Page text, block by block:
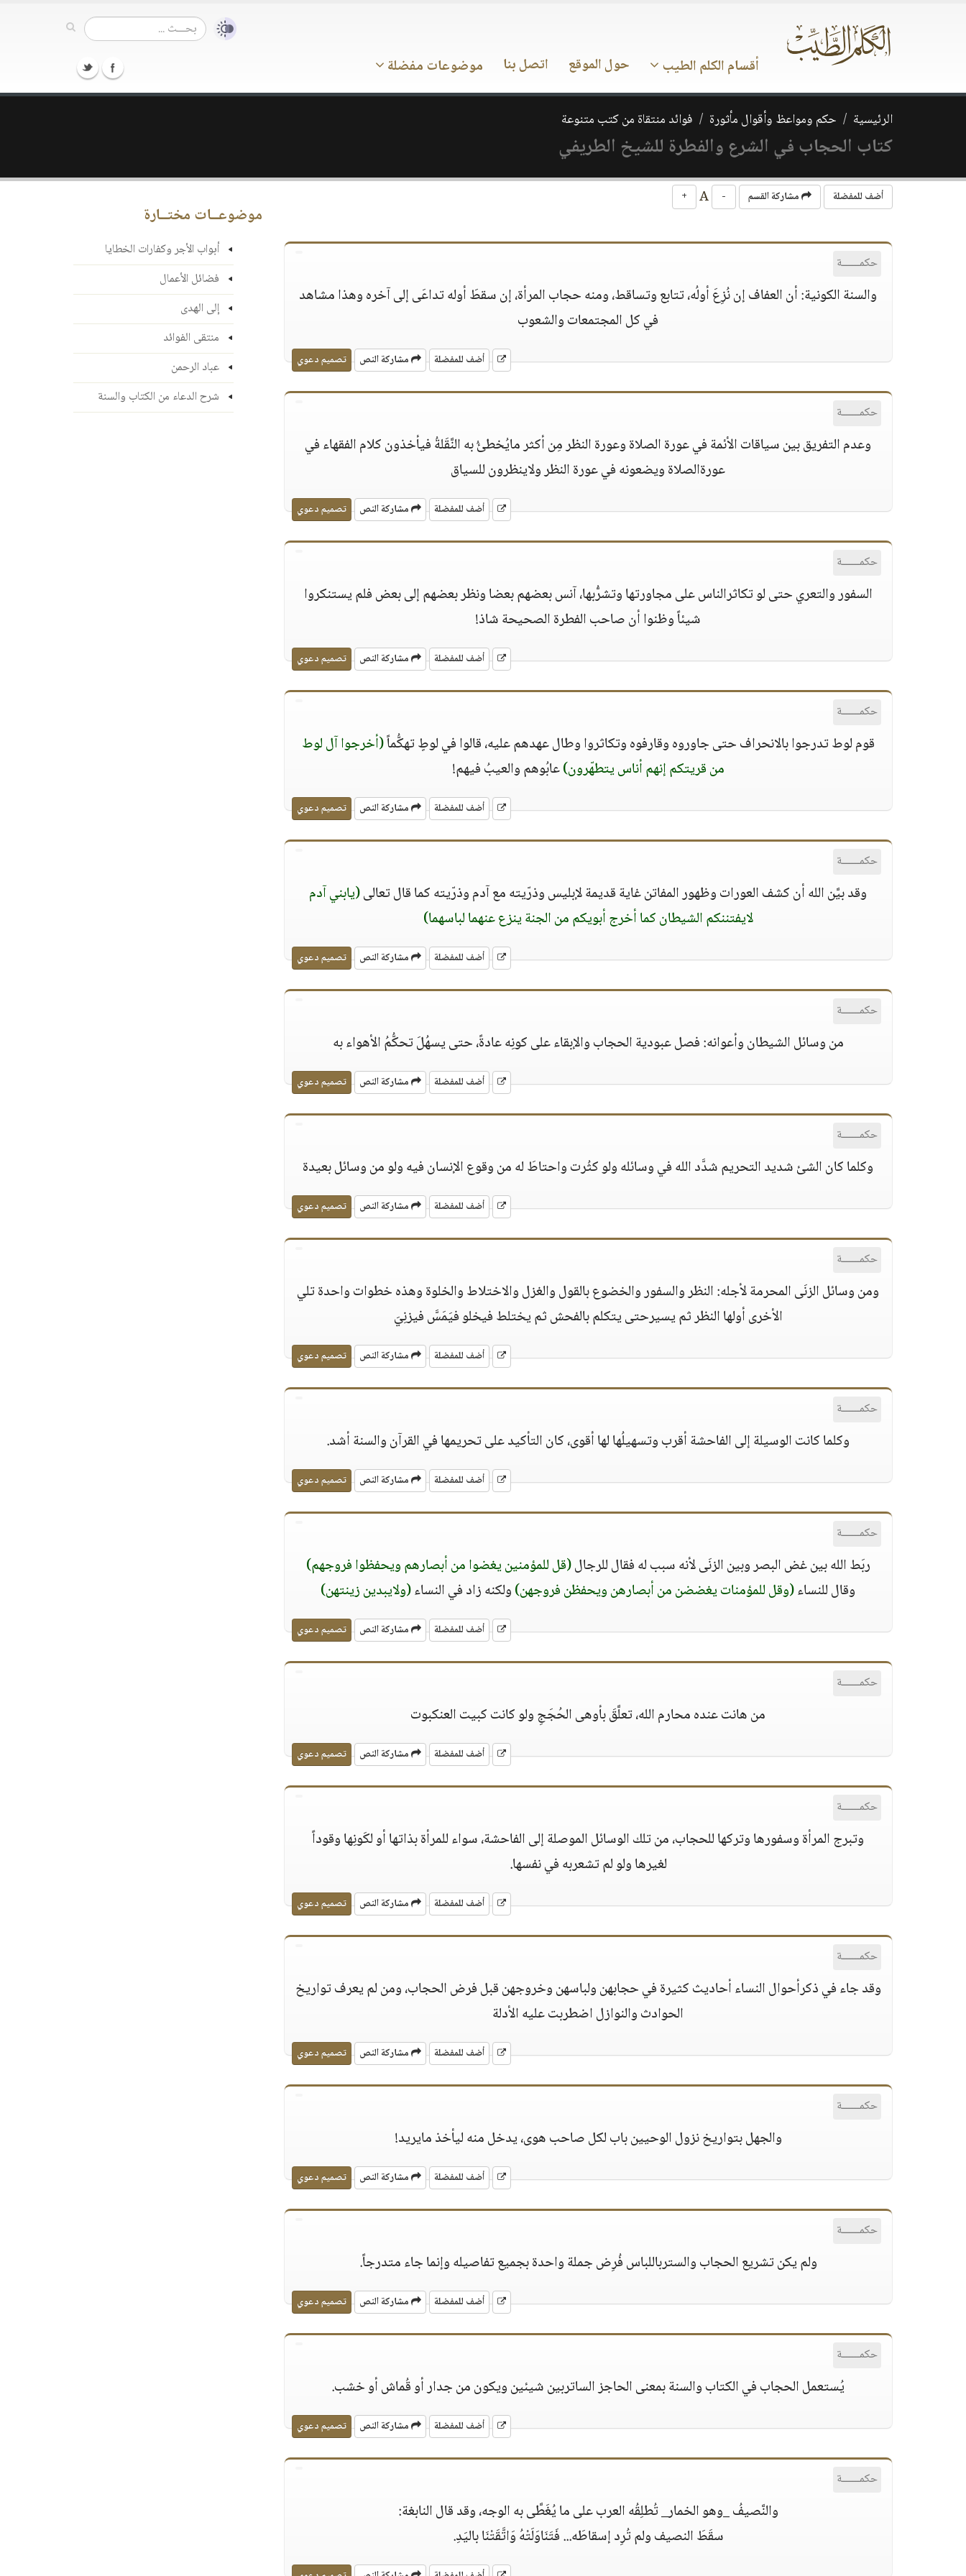
أقسام الكلم الطيب حول الموقع اتصل بنا موضوعات مفضلة
الرئيسية حكم ومواعظ وأقوال مأثورة فوائد منتقاة من كتب متنوعة
كتاب الحجاب في الشرع والفطرة للشيخ الطريفي
أضف للمفضلة مشاركة القسم -
+
حكمــــــة
والسنة الكونية: أن العفاف إن نُزِعَ أولُه، تتابع وتساقط، ومنه حجاب المرأة، إن سقطَ أوله تداعَى إلى آخره وهذا مشاهد
في كل المجتمعات والشعوب
أضف للمفضلة مشاركة النص تصميم دعوي
حكمــــــة
وعدم التفريق بين سياقات الأئمة في عورة الصلاة وعورة النظر مِن أكثر مايُخطئُ به النَّقَلةُ فيأخذون كلام الفقهاء في
عورةالصلاة ويضعونه في عورة النظر ولاينظرون للسياق
أضف للمفضلة مشاركة النص تصميم دعوي
حكمــــــة
السفور والتعري حتى لو تكاثرالناس على مجاورتها وتشرُّبها، آنس بعضهم بعضا ونظر بعضهم إلى بعض فلم يستنكروا
شيئاً وظنوا أن صاحب الفطرة الصحيحة شاذ!
أضف للمفضلة مشاركة النص تصميم دعوي
حكمــــــة
قوم لوط تدرجوا بالانحراف حتى جاوروه وقارفوه وتكاثروا وطال عهدهم عليه، قالوا في لوطٍ تهكُّماً(أخرجوا آل لوط
من قريتكم إنهم أناس يتطهّرون)عابُوهم والعيبُ فيهم!
أضف للمفضلة مشاركة النص تصميم دعوي
حكمــــــة
وقد بيَّن الله أن كشف العورات وظهور المفاتن غاية قديمة لإبليس وذرّيته مع آدم وذرّيته كما قال تعالى(يابني آدم
لايفتننكم الشيطان كما أخرج أبويكم من الجنة ينزع عنهما لباسهما)
أضف للمفضلة مشاركة النص تصميم دعوي
حكمــــــة
من وسائل الشيطان وأعوانه: فصل عبودية الحجاب والإبقاء على كونِه عادةً، حتى يسهُلَ تحكُّمُ الأهواء به
أضف للمفضلة مشاركة النص تصميم دعوي
حكمــــــة
وكلما كان الشئ شديد التحريم شدَّد الله في وسائله ولو كثُرت واحتاطَ له من وقوع الإنسان فيه ولو من وسائل بعيدة
أضف للمفضلة مشاركة النص تصميم دعوي
حكمــــــة
ومن وسائل الزنَى المحرمة لأجله: النظر والسفور والخضوع بالقول والغزل والاختلاط والخلوة وهذه خطوات واحدة تلي
الأخرى أولها النظر ثم يسيرحتى يتكلم بالفحش ثم يختلط فيخلو فيَمَسَّ فيزنِيَ
أضف للمفضلة مشاركة النص تصميم دعوي
حكمــــــة
وكلما كانت الوسيلة إلى الفاحشة أقرب وتسهيلُها لها أقوى، كان التأكيد على تحريمها في القرآن والسنة أشد.
أضف للمفضلة مشاركة النص تصميم دعوي
حكمــــــة
ربَط الله بين غض البصر وبين الزنَى لأنه سبب له فقال للرجال(قل للمؤمنين يغضوا من أبصارهم ويحفظوا فروجهم)
وقال للنساء(وقل للمؤمنات يغضضن من أبصارهن ويحفظن فروجهن)ولكنه زاد في النساء(ولايبدين زينتهن)
أضف للمفضلة مشاركة النص تصميم دعوي
حكمــــــة
من هانت عنده محارم الله، تعلَّقَ بأوهى الحُجَجِ ولو كانت كبيت العنكبوت
أضف للمفضلة مشاركة النص تصميم دعوي
حكمــــــة
وتبرج المرأة وسفورها وتركها للحجاب، من تلك الوسائل الموصلة إلى الفاحشة، سواء للمرأة بذاتها أو لكَونِها وقوداً
لغيرها ولو لم تشعربه في نفسها.
أضف للمفضلة مشاركة النص تصميم دعوي
حكمــــــة
وقد جاء في ذكرأحوال النساء أحاديث كثيرة في حجابهن ولباسهن وخروجهن قبل فرض الحجاب، ومن لم يعرف تواريخ
الحوادث والنوازل اضطربت عليه الأدلة
أضف للمفضلة مشاركة النص تصميم دعوي
حكمــــــة
والجهل بتواريخ نزول الوحيين باب لكل صاحب هوى، يدخل منه ليأخذ مايريد!
أضف للمفضلة مشاركة النص تصميم دعوي
حكمــــــة
ولم يكن تشريع الحجاب والسترباللباس فُرِض جملة واحدة بجميع تفاصيله وإنما جاء متدرجاً.
أضف للمفضلة مشاركة النص تصميم دعوي
حكمــــــة
يُستعمل الحجاب في الكتاب والسنة بمعنى الحاجز الساتربين شيئين ويكون من جدار أو قُماش أو خشب.
أضف للمفضلة مشاركة النص تصميم دعوي
حكمــــــة
والنَّصيفُ _وهو الخمار_ تُطلِقُه العرب على ما يُغَطَّى به الوجه، وقد قال النابغة:
سقَطَ النصيف ولم تُرِد إسقاطَه... فَتَنَاوَلَتْهُ وَاتَّقَتْنَا باليَدِ.
موضوعــات مختــارة
أبواب الأجر وكفارات الخطايا
فضائل الأعمال
إلى الهدى
منتقى الفوائد
عباد الرحمن
شرح الدعاء من الكتاب والسنة